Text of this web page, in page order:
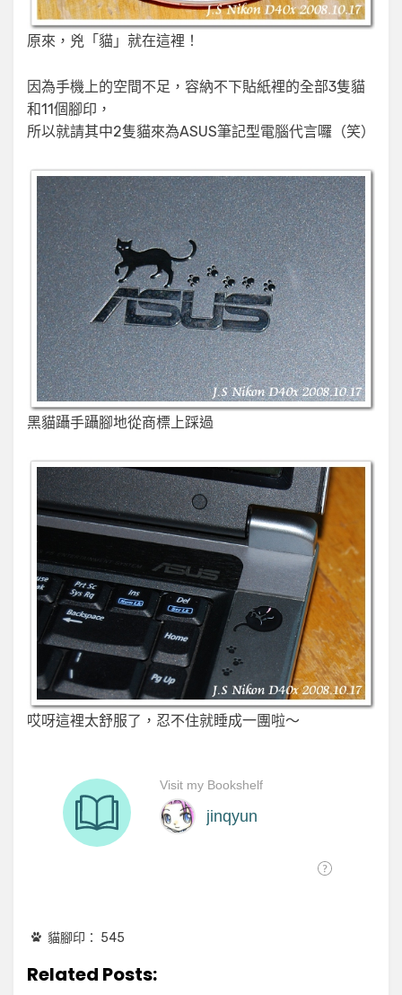
原來，兇「貓」就在這裡！
因為手機上的空間不足，容納不下貼紙裡的全部3隻貓
和11個腳印，
所以就請其中2隻貓來為ASUS筆記型電腦代言囉（笑）
黑貓躡手躡腳地從商標上踩過
哎呀這裡太舒服了，忍不住就睡成一團啦～
貓腳印： 545
Related Posts: